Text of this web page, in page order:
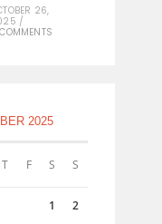
26,
/
2025
T F S S
1 2